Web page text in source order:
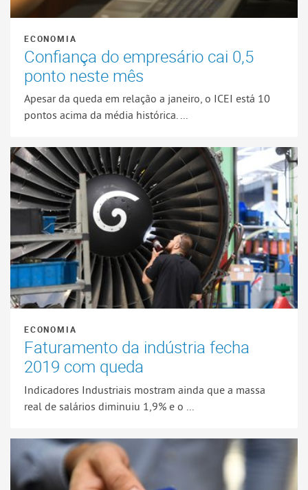
ECONOMIA
Confiança do empresário cai 0,5
ponto neste mês
Apesar da queda em relação a janeiro, o ICEI está 10
pontos acima da média histórica. ...
ECONOMIA
Faturamento da indústria fecha
2019 com queda
Indicadores Industriais mostram ainda que a massa
real de salários diminuiu 1,9% e o ...